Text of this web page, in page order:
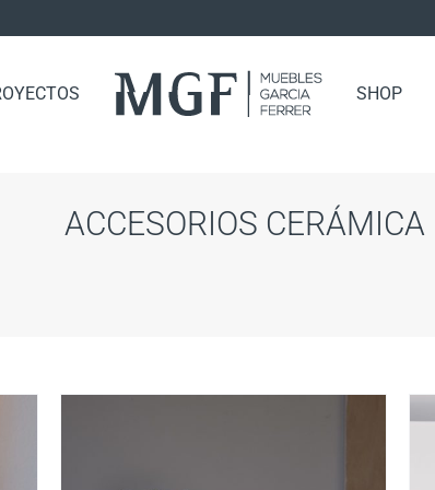
SHOP
ACCESORIOS CERÁMICA